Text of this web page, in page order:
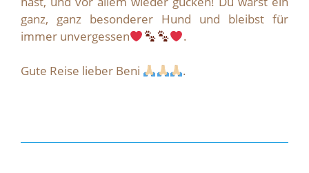
ganz, ganz besonderer Hund und bleibst für
immer unvergessen
.
Gute Reise lieber Beni .